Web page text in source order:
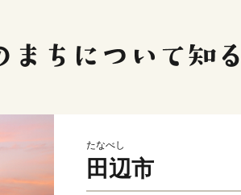
たなべし
田辺市